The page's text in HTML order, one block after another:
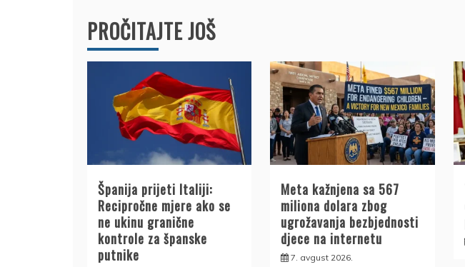
PROČITAJTE JOŠ
Španija prijeti Italiji:
Recipročne mjere ako se
ne ukinu granične
kontrole za španske
putnike
Meta kažnjena sa 567
miliona dolara zbog
ugrožavanja bezbjednosti
djece na internetu
7. avgust 2026.